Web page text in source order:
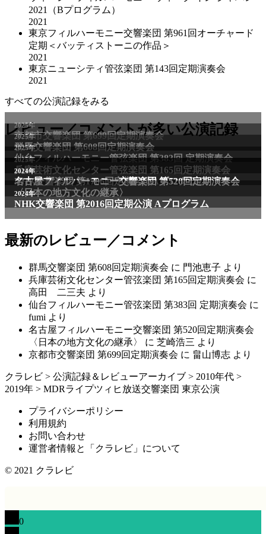
2021（Bプログラム）
2021
東京フィルハーモニー交響楽団 第961回オーチャード
定期＜バッティストーニの作品＞
2021
東京ニューシティ管弦楽団 第143回定期演奏会
2021
すべての公演記録をみる
レビュー／コメントが多い公演記録
2025年
京都市交響楽団 第699回定期演奏会
2025年
群馬交響楽団 第608回定期演奏会
2025年
仙台フィルハーモニー管弦楽団 第383回 定期演奏会
2025年
兵庫芸術文化センター管弦楽団 第165回定期演奏会
2011年
NHK交響楽団 第1706回定期公演Aプログラム
2024年
名古屋フィルハーモニー交響楽団 第520回定期演奏会
〈日本の地方文化の継承〉
2024年
NHK交響楽団 第2016回定期公演 Aプログラム
最新のレビュー／コメント
群馬交響楽団 第608回定期演奏会 に 門池恵子 より
兵庫芸術文化センター管弦楽団 第165回定期演奏会 に
高田 二三夫 より
仙台フィルハーモニー管弦楽団 第383回 定期演奏会 に
fumi より
名古屋フィルハーモニー交響楽団 第520回定期演奏会
〈日本の地方文化の継承〉
に 芝崎浩三 より
京都市交響楽団 第699回定期演奏会 に 畠山博志 より
クラレビ > 公演記録＆レビューアーカイブ > 2010年代 >
2019年 > MDRライプツィヒ放送交響楽団 東京公演
プライバシーポリシー
利用規約
お問い合わせ
運営者情報と「クラレビ」について
© 2021 クラレビ
0